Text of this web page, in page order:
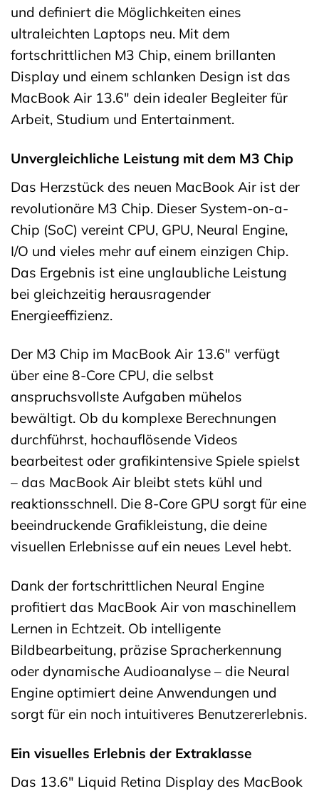
und definiert die Möglichkeiten eines
ultraleichten Laptops neu. Mit dem
fortschrittlichen M3 Chip, einem brillanten
Display und einem schlanken Design ist das
MacBook Air 13.6″ dein idealer Begleiter für
Arbeit, Studium und Entertainment.
Unvergleichliche Leistung mit dem M3 Chip
Das Herzstück des neuen MacBook Air ist der
revolutionäre M3 Chip. Dieser System-on-a-
Chip (SoC) vereint CPU, GPU, Neural Engine,
I/O und vieles mehr auf einem einzigen Chip.
Das Ergebnis ist eine unglaubliche Leistung
bei gleichzeitig herausragender
Energieeffizienz.
Der M3 Chip im MacBook Air 13.6″ verfügt
über eine 8-Core CPU, die selbst
anspruchsvollste Aufgaben mühelos
bewältigt. Ob du komplexe Berechnungen
durchführst, hochauflösende Videos
bearbeitest oder grafikintensive Spiele spielst
– das MacBook Air bleibt stets kühl und
reaktionsschnell. Die 8-Core GPU sorgt für eine
beeindruckende Grafikleistung, die deine
visuellen Erlebnisse auf ein neues Level hebt.
Dank der fortschrittlichen Neural Engine
profitiert das MacBook Air von maschinellem
Lernen in Echtzeit. Ob intelligente
Bildbearbeitung, präzise Spracherkennung
oder dynamische Audioanalyse – die Neural
Engine optimiert deine Anwendungen und
sorgt für ein noch intuitiveres Benutzererlebnis.
Ein visuelles Erlebnis der Extraklasse
Das 13.6″ Liquid Retina Display des MacBook